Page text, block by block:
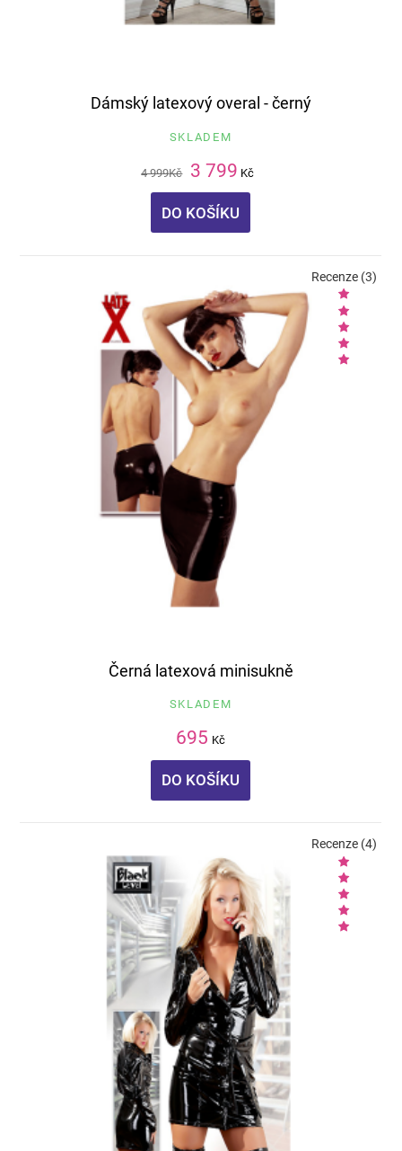
Dámský latexový overal - černý
SKLADEM
4 999Kč 3 799 Kč
DO KOŠÍKU
Černá latexová minisukně
SKLADEM
695 Kč
DO KOŠÍKU
Recenze (3)
Recenze (4)